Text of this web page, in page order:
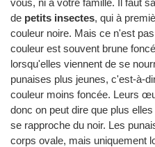
de petits insectes, qui à
couleur noire. Mais ce n'est
couleur est souvent brune
lorsqu'elles viennent de se
punaises plus jeunes, c'est-à-
couleur moins foncée. Leurs
donc on peut dire que plus
se rapproche du noir. Les
corps ovale, mais uniquement